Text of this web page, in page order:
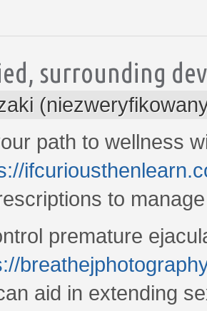
surrounding
path to wellness
to
premature
aid in extending